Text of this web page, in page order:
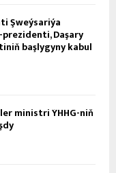
Şweýsariýa
Daşary
başlygyny kabul
ministri ÝHHG-niň